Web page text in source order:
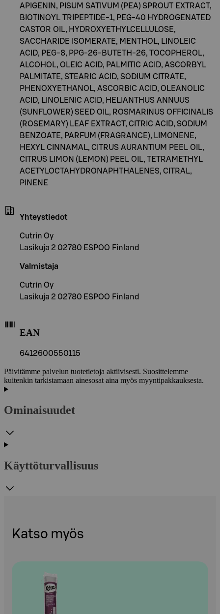
APIGENIN, PISUM SATIVUM (PEA) SPROUT EXTRACT,
BIOTINOYL TRIPEPTIDE-1, PEG-40 HYDROGENATED
CASTOR OIL, HYDROXYETHYLCELLULOSE,
SACCHARIDE ISOMERATE, MENTHOL, LINOLEIC
ACID, PEG-8, PPG-26-BUTETH-26, TOCOPHEROL,
ALCOHOL, OLEIC ACID, PALMITIC ACID, ASCORBYL
PALMITATE, STEARIC ACID, SODIUM CITRATE,
PHENOXYETHANOL, ASCORBIC ACID, OLEANOLIC
ACID, LINOLENIC ACID, HELIANTHUS ANNUUS
(SUNFLOWER) SEED OIL, ROSMARINUS OFFICINALIS
(ROSEMARY) LEAF EXTRACT, CITRIC ACID, SODIUM
BENZOATE, PARFUM (FRAGRANCE), LIMONENE,
HEXYL CINNAMAL, CITRUS AURANTIUM PEEL OIL,
CITRUS LIMON (LEMON) PEEL OIL, TETRAMETHYL
ACETYLOCTAHYDRONAPHTHALENES, CITRAL,
PINENE
Yhteystiedot
Cutrin Oy
Lasikuja 2 02780 ESPOO Finland
Valmistaja
Cutrin Oy
Lasikuja 2 02780 ESPOO Finland
EAN
6412600550115
Päivitämme palvelun tuotetietoja aktiivisesti. Suosittelemme
kuitenkin tarkistamaan ainesosat aina myös myyntipakkauksesta.
Ominaisuudet
Käyttöturvallisuus
Katso myös